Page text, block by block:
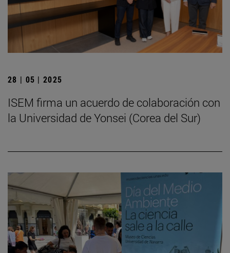
28 | 05 | 2025
ISEM firma un acuerdo de colaboración con
la Universidad de Yonsei (Corea del Sur)